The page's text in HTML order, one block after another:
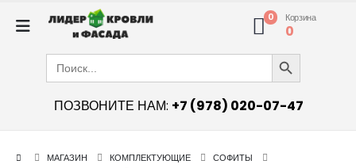
0 Корзина
0
Search
for:
Search Button
ПОЗВОНИТЕ НАМ: +7 (978) 020-07-47
МАГАЗИН КОМПЛЕКТУЮЩИЕ
СОФИТЫ